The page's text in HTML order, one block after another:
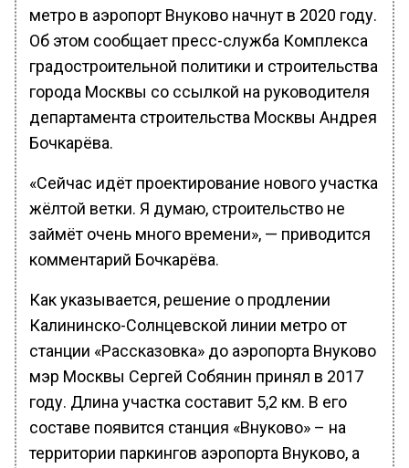
метро в аэропорт Внуково начнут в 2020 году.
Об этом сообщает пресс-служба Комплекса
градостроительной политики и строительства
города Москвы со ссылкой на руководителя
департамента строительства Москвы Андрея
Бочкарёва.
«Сейчас идёт проектирование нового участка
жёлтой ветки. Я думаю, строительство не
займёт очень много времени», — приводится
комментарий Бочкарёва.
Как указывается, решение о продлении
Калининско-Солнцевской линии метро от
станции «Рассказовка» до аэропорта Внуково
мэр Москвы Сергей Собянин принял в 2017
году. Длина участка составит 5,2 км. В его
составе появится станция «Внуково» – на
территории паркингов аэропорта Внуково, а